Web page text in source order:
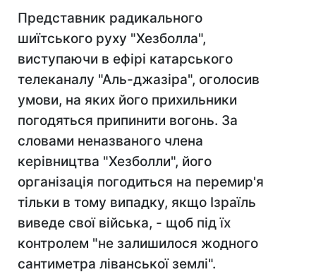
Представник радикального
шиїтського руху "Хезболла",
виступаючи в ефірі катарського
телеканалу "Аль-джазіра", оголосив
умови, на яких його прихильники
погодяться припинити вогонь. За
словами неназваного члена
керівництва "Хезболли", його
організація погодиться на перемир'я
тільки в тому випадку, якщо Ізраїль
виведе свої війська, - щоб під їх
контролем "не залишилося жодного
сантиметра ліванської землі".